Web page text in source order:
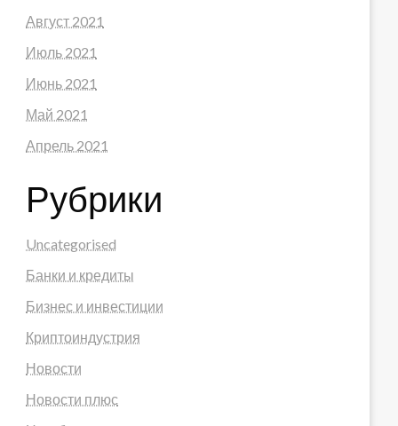
Август 2021
Июль 2021
Июнь 2021
Май 2021
Апрель 2021
Рубрики
Uncategorised
Банки и кредиты
Бизнес и инвестиции
Криптоиндустрия
Новости
Новости плюс